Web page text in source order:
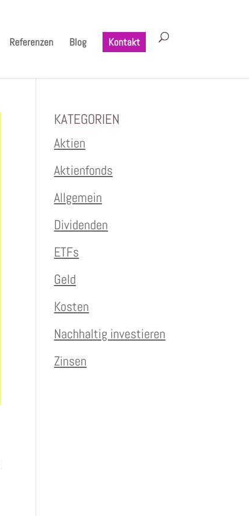
Referenzen Blog Kontakt
KATEGORIEN
Aktien
Aktienfonds
Allgemein
Dividenden
ETFs
Geld
Kosten
Nachhaltig investieren
Zinsen